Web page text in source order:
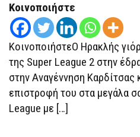
Κοινοποιήστε
ΚοινοποιήστεΟ Ηρακλής
της Super League 2 στην
στην Αναγέννηση Καρδίτσας
επιστροφή του στα μεγάλα
League με […]